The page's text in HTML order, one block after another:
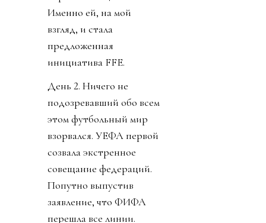
Именно ей, на мой
взгляд, и стала
предложенная
инициатива FFE.
День 2. Ничего не
подозревавший обо всем
этом футбольный мир
взорвался. УЕФА первой
созвала экстренное
совещание федераций.
Попутно выпустив
заявление, что ФИФА
перешла все линии.